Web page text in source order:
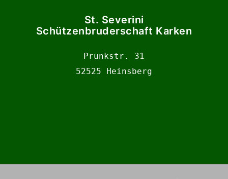
St. Severini
Schützenbruderschaft Karken
Prunkstr. 31
52525 Heinsberg